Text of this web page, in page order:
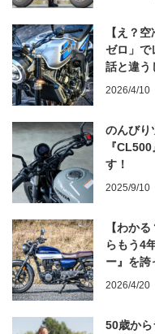
【え？
ゼロ」で
話と違う
てならず
2026/4/10
のんびり
『
す！
2025/9/10
【わか
らもう4
ー』を誇
う？
2026/4/20
50歳か